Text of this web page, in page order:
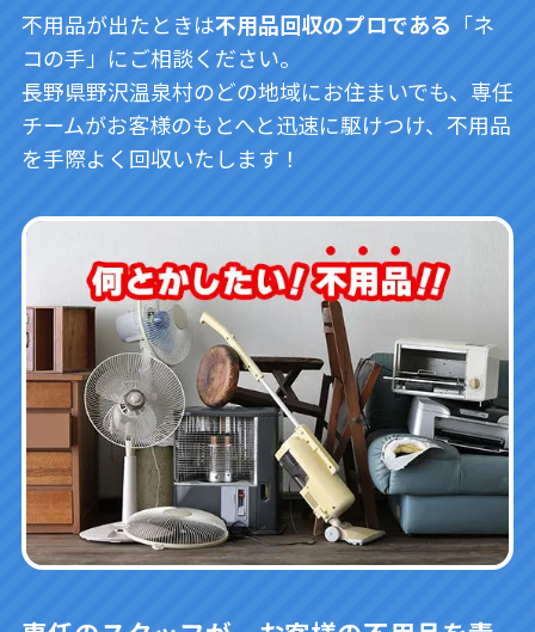
不用品が出たときは不用品回収のプロである 「ネ
コの手」にご相談ください。
長野県野沢温泉村のどの地域にお住まいでも、専任
チームがお客様のもとへと迅速に駆けつけ、不用品
を手際よく回収いたします！